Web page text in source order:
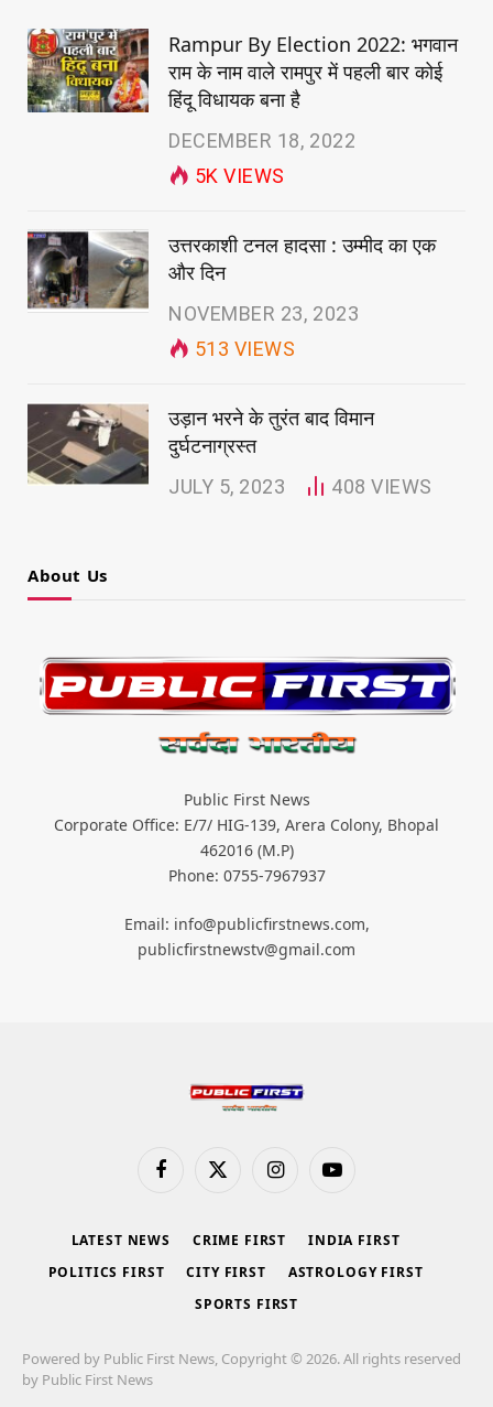
Rampur By Election 2022: भगवान
राम के नाम वाले रामपुर में पहली बार कोई
हिंदू विधायक बना है
DECEMBER 18, 2022
5KVIEWS
उत्तरकाशी टनल हादसा : उम्मीद का एक
और दिन
NOVEMBER 23, 2023
513 VIEWS
उड़ान भरने के तुरंत बाद विमान
दुर्घटनाग्रस्त
JULY 5, 2023 408VIEWS
About Us
Public First News
Corporate Office: E/7/ HIG-139, Arera Colony, Bhopal
462016 (M.P)
Phone: 0755-7967937
Email: info@publicfirstnews.com,
publicfirstnewstv@gmail.com
FacebookX
InstagramYouTube
LATEST NEWS CRIME FIRST
INDIA FIRST
POLITICS FIRST
CITY FIRST
ASTROLOGY FIRST
SPORTS FIRST
Powered by Public First News, Copyright © 2026. All rights reserved
by Public First News